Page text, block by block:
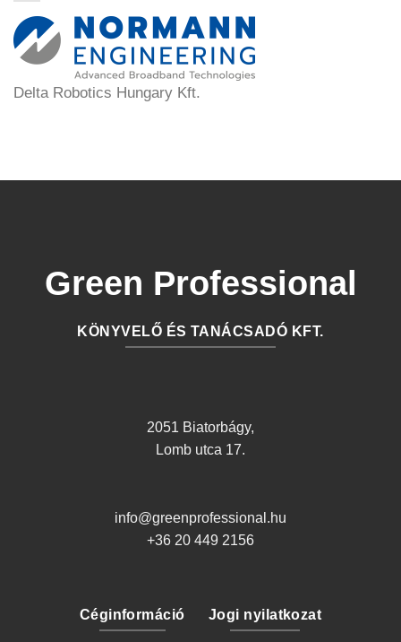
Delta Robotics Hungary Kft.
Green Professional
KÖNYVELŐ ÉS TANÁCSADÓ KFT.
2051 Biatorbágy,
Lomb utca 17.
info@greenprofessional.hu
+36 20 449 2156
Céginformáció Jogi nyilatkozat